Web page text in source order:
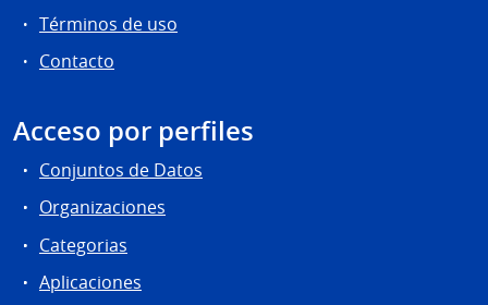
Términos de uso
Contacto
Acceso por perfiles
Conjuntos de Datos
Organizaciones
Categorias
Aplicaciones